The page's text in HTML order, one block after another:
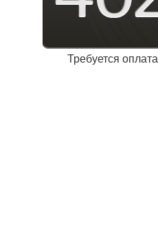
Требуется оплата